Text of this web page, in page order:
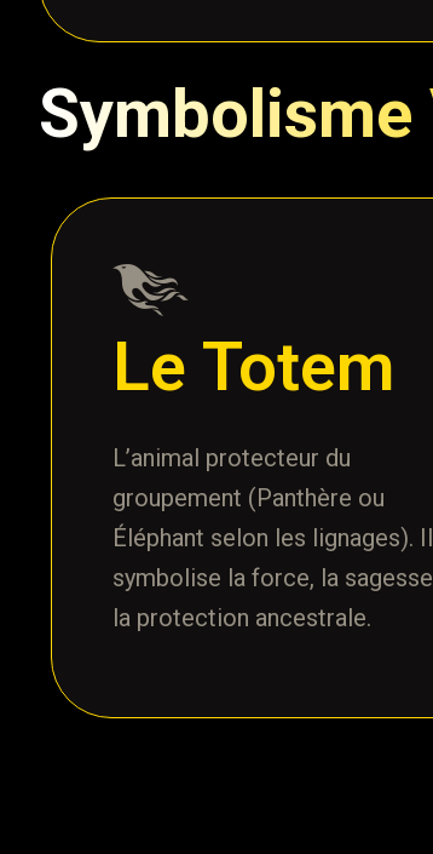
Symbolisme
Le Totem
L’animal protecteur du
groupement (Panthère ou
Éléphant selon les lignages). Il
symbolise la force, la
la protection ancestrale.